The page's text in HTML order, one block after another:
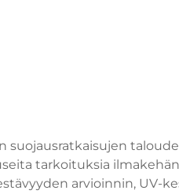
suojausratkaisujen
tarkoituksia
arvioinnin, UV-